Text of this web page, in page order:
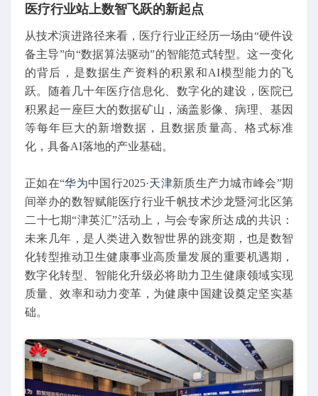
医疗行业站上数智飞跃的新起点
从技术演进路径来看，医疗行业正经历一场由“硬件设
备主导”向“数据算法驱动”的智能范式转型。这一变化
的背后，是数据生产资料的积累和AI模型能力的飞
跃。随着几十年医疗信息化、数字化的建设，医院已
积累起一座巨大的数据矿山，涵盖影像、病理、基因
等每年巨大的新增数据，且数据质量高、格式标准
化，具备AI落地的产业基础。
正如在“华为中国行2025·天津新质生产力城市峰会”期
间举办的数智赋能医疗行业千帆技术沙龙暨河北区第
二十七期“津英汇”活动上，与会专家所达成的共识：
未来几年，是人类进入数智世界的跳变期，也是数智
化转型推动卫生健康事业高质量发展的重要机遇期，
数字化转型、智能化升级必将助力卫生健康领域实现
质量、效率和动力变革，为健康中国建设奠定坚实基
础。